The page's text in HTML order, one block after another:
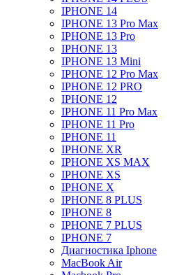
IPHONE 14
IPHONE 13 Pro Max
IPHONE 13 Pro
IPHONE 13
IPHONE 13 Mini
IPHONE 12 Pro Max
IPHONE 12 PRO
IPHONE 12
IPHONE 11 Pro Max
IPHONE 11 Pro
IPHONE 11
IPHONE XR
IPHONE XS MAX
IPHONE XS
IPHONE X
IPHONE 8 PLUS
IPHONE 8
IPHONE 7 PLUS
IPHONE 7
Диагностика Iphone
MacBook Air